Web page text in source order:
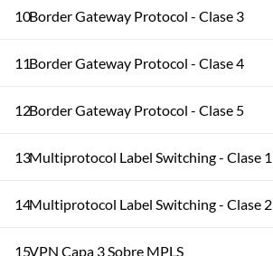
10Border Gateway Protocol - Clase 3
11Border Gateway Protocol - Clase 4
12Border Gateway Protocol - Clase 5
13Multiprotocol Label Switching - Clase 1
14Multiprotocol Label Switching - Clase 2
15VPN Capa 3 Sobre MPLS